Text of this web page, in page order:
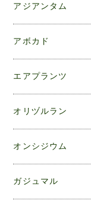
アジアンタム
アボカド
エアプランツ
オリヅルラン
オンシジウム
ガジュマル